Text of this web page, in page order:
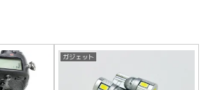
ガジェット